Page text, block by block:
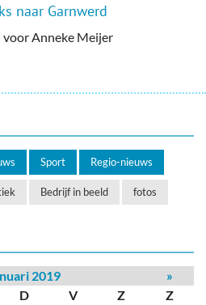
naar Garnwerd
Anneke Meijer
Sport Regio-nieuws
Bedrijf in beeld fotos
2019
»
D V Z
Z